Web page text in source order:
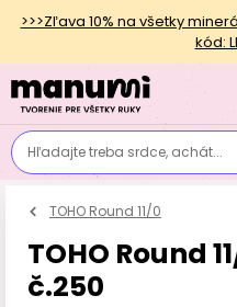
>>>Zľava 10% na všetky
kód:
Hľadajte treba srdce, achát...
TOHO Round 11/0
TOHO Round
č.250